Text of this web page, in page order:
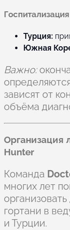
Турция:
Южная
Важно:
зависят от
объёма
Организация
Hunter
Команда
многих лет
гортани в
и Турции.